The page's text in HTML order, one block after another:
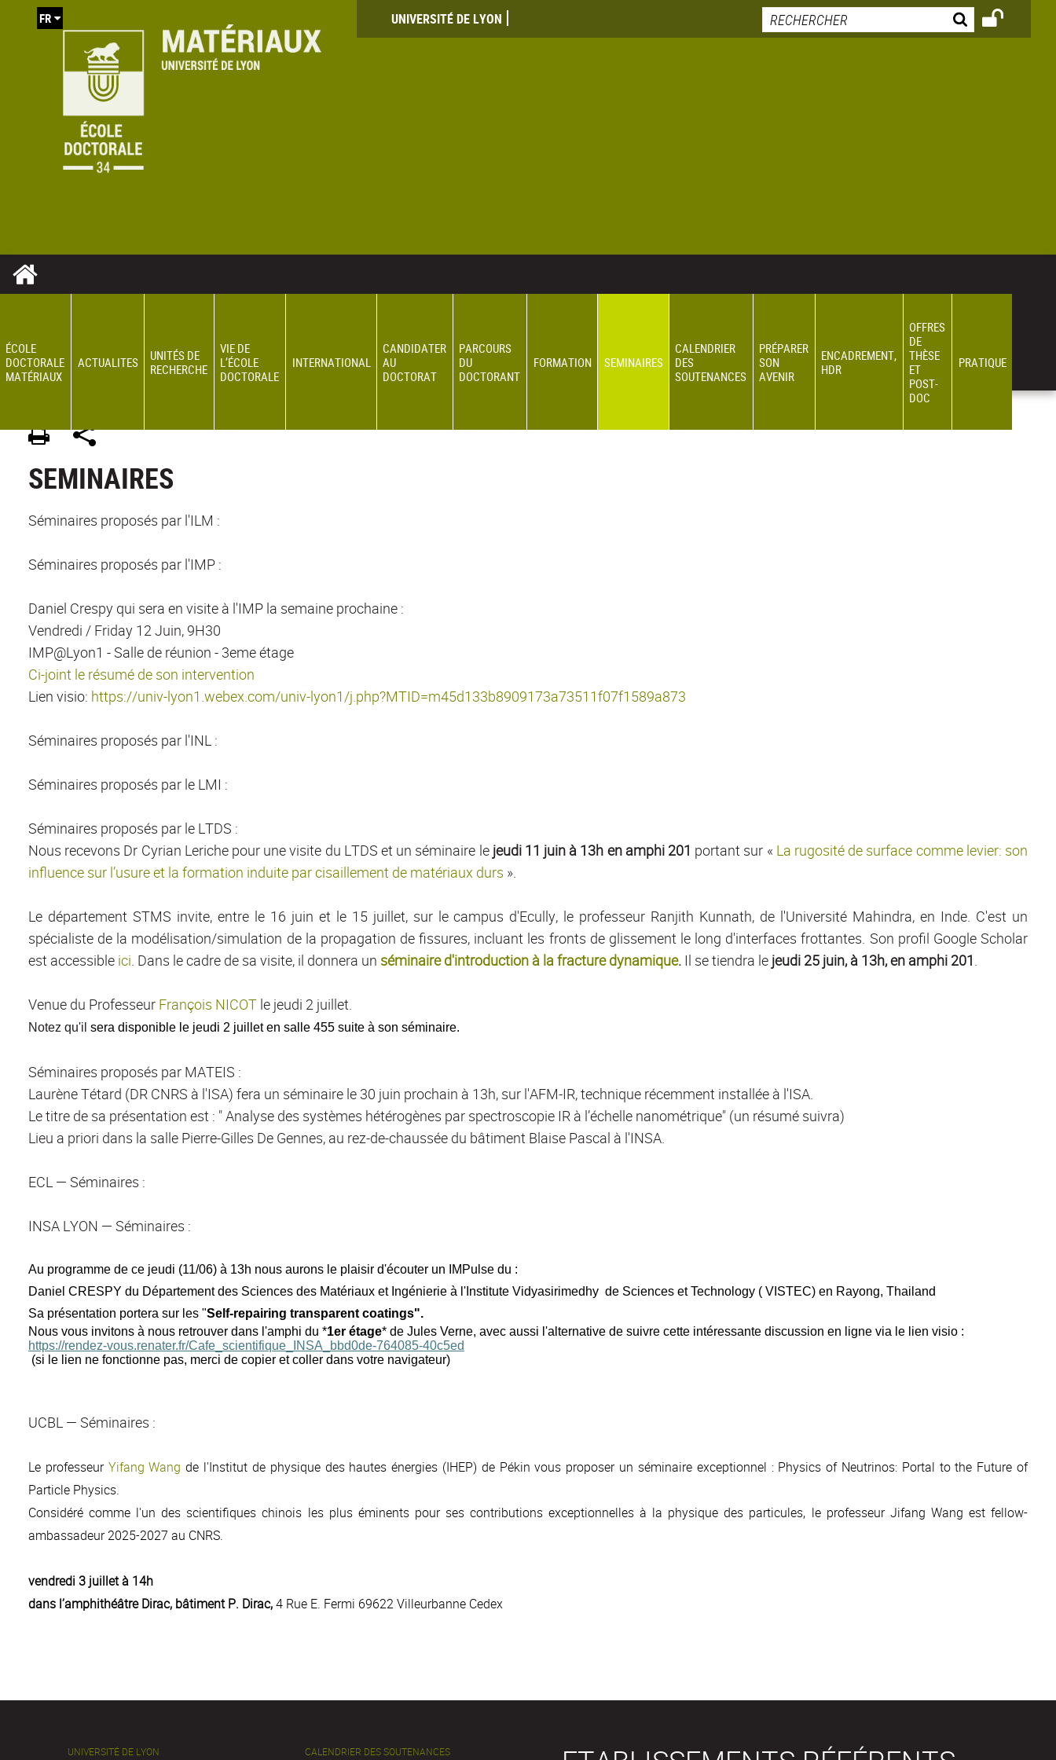
UNIVERSITÉ DE LYON
FR
ÉCOLE
DOCTORALE
MATÉRIAUX
ACTUALITES
UNITÉS DE
RECHERCHE
VIE DE
L’ÉCOLE
DOCTORALE
INTERNATIONAL
CANDIDATER
AU
DOCTORAT
PARCOURS
DU
DOCTORANT
FORMATION SEMINAIRES
CALENDRIER
DES
SOUTENANCES
PRÉPARER
SON
AVENIR
ENCADREMENT,
HDR
OFFRES
DE
THÈSE
ET
POST-
DOC
PRATIQUE
SEMINAIRES
Séminaires proposés par l'ILM :
Séminaires proposés par l'IMP :
Daniel Crespy qui sera en visite à l'IMP la semaine prochaine :
Vendredi / Friday 12 Juin, 9H30
IMP@Lyon1 - Salle de réunion - 3eme étage
Ci-joint le résumé de son intervention
Lien visio: https://univ-lyon1.webex.com/univ-lyon1/j.php?MTID=m45d133b8909173a73511f07f1589a873
Séminaires proposés par l'INL :
Séminaires proposés par le LMI :
Séminaires proposés par le LTDS :
Nous recevons Dr Cyrian Leriche pour une visite du LTDS et un séminaire le jeudi 11 juin à 13h en amphi 201 portant sur « La rugosité de surface comme levier: son
influence sur l’usure et la formation induite par cisaillement de matériaux durs ».
Le département STMS invite, entre le 16 juin et le 15 juillet, sur le campus d'Ecully, le professeur Ranjith Kunnath, de l'Université Mahindra, en Inde. C'est un
spécialiste de la modélisation/simulation de la propagation de fissures, incluant les fronts de glissement le long d'interfaces frottantes. Son profil Google Scholar
est accessible ici. Dans le cadre de sa visite, il donnera un séminaire d'introduction à la fracture dynamique. Il se tiendra le jeudi 25 juin, à 13h, en amphi 201.
Venue du Professeur François NICOT le jeudi 2 juillet.
Notez qu'il sera disponible le jeudi 2 juillet en salle 455 suite à son séminaire.
Séminaires proposés par MATEIS :
Laurène Tétard (DR CNRS à l'ISA) fera un séminaire le 30 juin prochain à 13h, sur l'AFM-IR, technique récemment installée à l'ISA.
Le titre de sa présentation est : " Analyse des systèmes hétérogènes par spectroscopie IR à l’échelle nanométrique" (un résumé suivra)
Lieu a priori dans la salle Pierre-Gilles De Gennes, au rez-de-chaussée du bâtiment Blaise Pascal à l'INSA.
ECL — Séminaires :
INSA LYON — Séminaires :
Au programme de ce jeudi (11/06) à 13h nous aurons le plaisir d'écouter un IMPulse du :
Daniel CRESPY du Département des Sciences des Matériaux et Ingénierie à l'Institute Vidyasirimedhy de Sciences et Technology ( VISTEC) en Rayong, Thailand
Sa présentation portera sur les "Self-repairing transparent coatings".
Nous vous invitons à nous retrouver dans l'amphi du *1er étage* de Jules Verne, avec aussi l'alternative de suivre cette intéressante discussion en ligne via le lien visio :
https://rendez-vous.renater.fr/Cafe_scientifique_INSA_bbd0de-764085-40c5ed
(si le lien ne fonctionne pas, merci de copier et coller dans votre navigateur)
UCBL — Séminaires :
Le professeur Yifang Wang de l'Institut de physique des hautes énergies (IHEP) de Pékinvous proposer un séminaire exceptionnel : Physics of Neutrinos: Portal to the Future of
Particle Physics.
Considéré comme l'un des scientifiques chinois les plus éminents pour ses contributions exceptionnelles à la physique des particules, le professeur Jifang Wang est fellow-
ambassadeur 2025-2027 au CNRS.
vendredi 3 juillet à 14h
dans l’amphithéâtre Dirac, bâtiment P. Dirac,4 Rue E. Fermi 69622 Villeurbanne Cedex
UNIVERSITÉ DE LYON CALENDRIER DES SOUTENANCES